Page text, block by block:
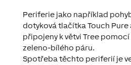
Periferie jako například
dotyková tlačítka Touch Pure
připojeny k větvi Tree
zeleno-bílého páru.
Spotřeba těchto periferií je